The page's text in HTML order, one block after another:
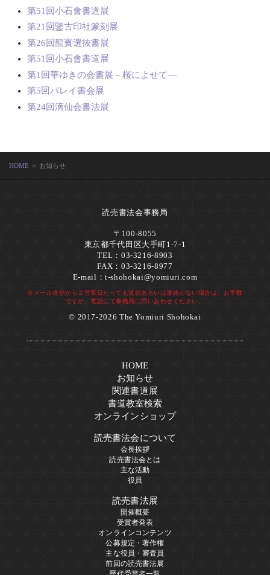
第51回小石會書道展
第21回鑒古印社篆刻展
第26回龍賓選抜書展
第51回小石會書道展
第1回華ゆきの会書展－桜によせて―
第5回バレイ書会展
第24回滴仙会書法展
HOME ＞ お知らせ
読売書法会事務局
〒100-8055
東京都千代田区大手町1-7-1
TEL：03-3216-8903
FAX：03-3216-8977
E-mail：t-shohokai@yomiuri.com
※メール送信から２営業日たっても返信あるいは連絡がない場合は、お手数
ですが、電話にて事務局に問いあわせください。
© 2017-2026 The Yomiuri Shohokai
HOME
お知らせ
関連書道展
書道教室検索
オンラインショップ
読売書法会について
会長挨拶
読売書法会とは
主な活動
役員
読売書法展
開催概要
受賞者発表
オンラインコンテンツ
公募規定・著作権
主な役員・審査員
前回の読売書法展